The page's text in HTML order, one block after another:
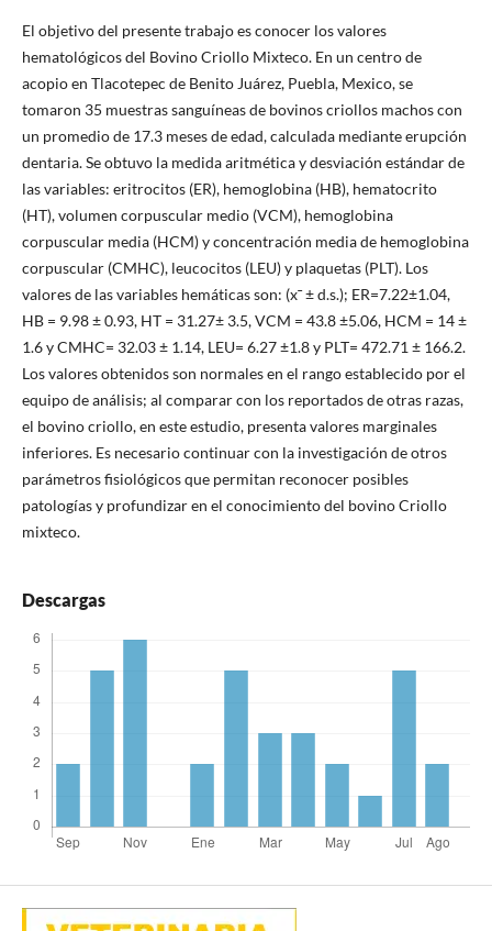
El objetivo del presente trabajo es conocer los valores
hematológicos del Bovino Criollo Mixteco. En un centro de
acopio en Tlacotepec de Benito Juárez, Puebla, Mexico, se
tomaron 35 muestras sanguíneas de bovinos criollos machos con
un promedio de 17.3 meses de edad, calculada mediante erupción
dentaria. Se obtuvo la medida aritmética y desviación estándar de
las variables: eritrocitos (ER), hemoglobina (HB), hematocrito
(HT), volumen corpuscular medio (VCM), hemoglobina
corpuscular media (HCM) y concentración media de hemoglobina
corpuscular (CMHC), leucocitos (LEU) y plaquetas (PLT). Los
valores de las variables hemáticas son: (x¯ ± d.s.); ER=7.22±1.04,
HB = 9.98 ± 0.93, HT = 31.27± 3.5, VCM = 43.8 ±5.06, HCM = 14 ±
1.6 y CMHC= 32.03 ± 1.14, LEU= 6.27 ±1.8 y PLT= 472.71 ± 166.2.
Los valores obtenidos son normales en el rango establecido por el
equipo de análisis; al comparar con los reportados de otras razas,
el bovino criollo, en este estudio, presenta valores marginales
inferiores. Es necesario continuar con la investigación de otros
parámetros fisiológicos que permitan reconocer posibles
patologías y profundizar en el conocimiento del bovino Criollo
mixteco.
Descargas